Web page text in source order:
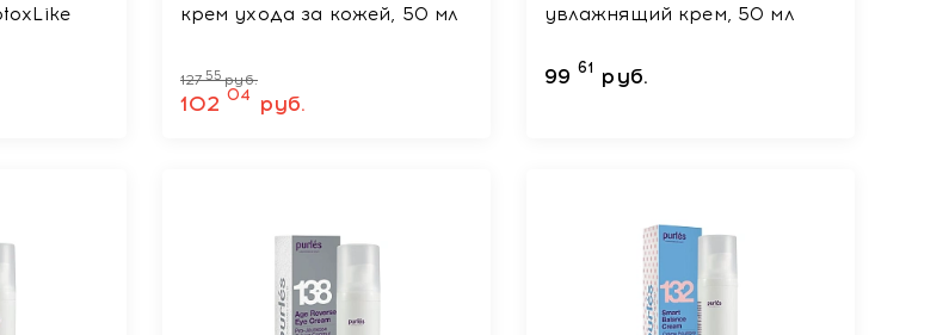
крем ухода за кожей, 50 мл
12755 руб.
102 04 руб.
увлажнящий крем, 50 мл
99 61 руб.